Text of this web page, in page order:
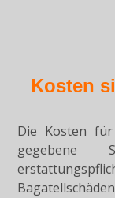
Kosten
Die Kosten
gegebene